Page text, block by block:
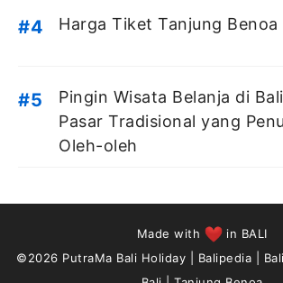
Harga Tiket Tanjung Benoa
Pingin Wisata Belanja di
Pasar Tradisional yang
Oleh-oleh
Made with
in BALI
©2026 PutraMa Bali Holiday Balipedia